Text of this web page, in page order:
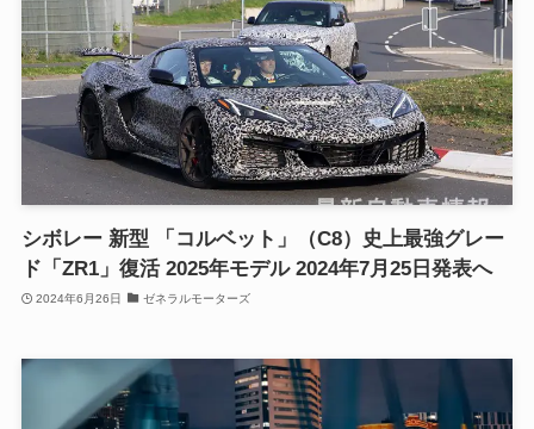
シボレー 新型 「コルベット」（C8）史上最強グレー
ド「ZR1」復活 2025年モデル 2024年7月25日発表へ
2024年6月26日 ゼネラルモーターズ